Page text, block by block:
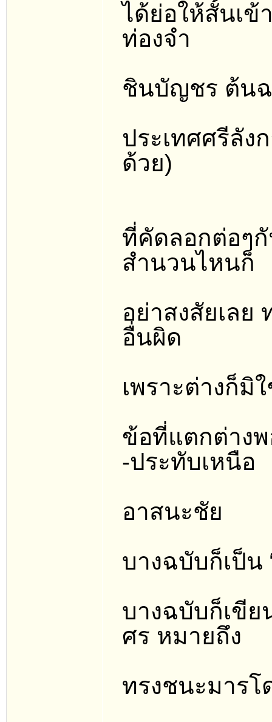
ได้ย่อให้สั้นเข้
ท่องจำ
ชินบัญชร ต้นฉ
ประเทศศรีลัง
ด้วย)
ที่คัดลอกต่อๆ
สำนวนไหนก็
อย่าสงสัยเลย
อื่นผิด
เพราะต่างก็มิ
ข้อที่แตกต่าง
-ประทับเหนือ
อาสนะชัย
บางฉบับก็เป็น
บางฉบับก็เขีย
ศร หมายถึง
ทรงชนะมาร